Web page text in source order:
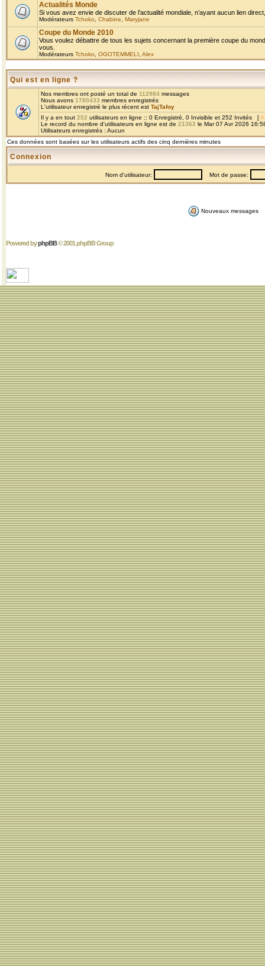
Actualités Monde
Si vous avez envie de discuter de l’actualité mondiale, n’ayant aucun lien
Modérateurs Tchoko Chabine Maryjane
Coupe du Monde 2010
Vous voulez débattre de tous les sujets concernant la première coupe du
vous.
Modérateurs Tchoko OGOTEMMELI Alex
Qui est en ligne ?
Nos membres ont posté un total de 112984 messages
Nous avons 1780433 membres enregistrés
L'utilisateur enregistré le plus récent est TajTafoy
Il y a en tout 252 utilisateurs en ligne :: 0 Enregistré, 0 Invisible et 252 Invités [
Le record du nombre d'utilisateurs en ligne est de 21362 le Mar 07 Avr 2026
Utilisateurs enregistrés : Aucun
Ces données sont basées sur les utilisateurs actifs des cinq dernières minutes
Connexion
Nom d'utilisateur: Mot de passe:
Nouveaux messages
Powered byphpBB© 2001 phpBB Group